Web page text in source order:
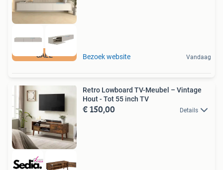
SALE Bezoek website Vandaag
Retro Lowboard TV-Meubel – Vintage
Hout - Tot 55 inch TV
€ 150,00 Details